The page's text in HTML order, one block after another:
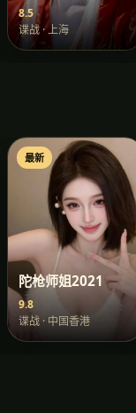
8.5
谍战·上海
最新
陀枪师姐2021
9.8
谍战 · 中国香港